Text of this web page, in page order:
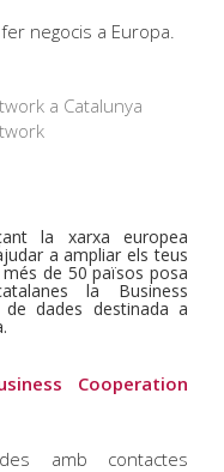
negocis a Europa.
a Catalunya
la xarxa europea
a ampliar els teus
de 50 països posa
la Business
dades destinada a
Cooperation
amb contactes